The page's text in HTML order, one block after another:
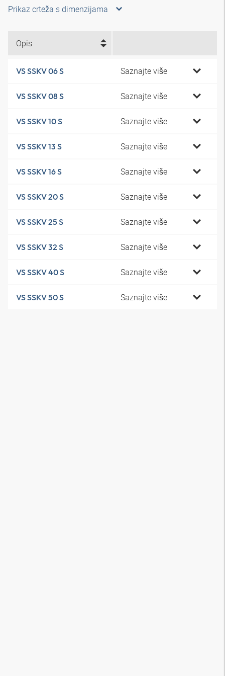
Prikaz crteža s dimenzijama
Opis
VS SSKV 06 S Saznajte više
VS SSKV 08 S Saznajte više
VS SSKV 10 S Saznajte više
VS SSKV 13 S Saznajte više
VS SSKV 16 S Saznajte više
VS SSKV 20 S Saznajte više
VS SSKV 25 S Saznajte više
VS SSKV 32 S Saznajte više
VS SSKV 40 S Saznajte više
VS SSKV 50 S Saznajte više